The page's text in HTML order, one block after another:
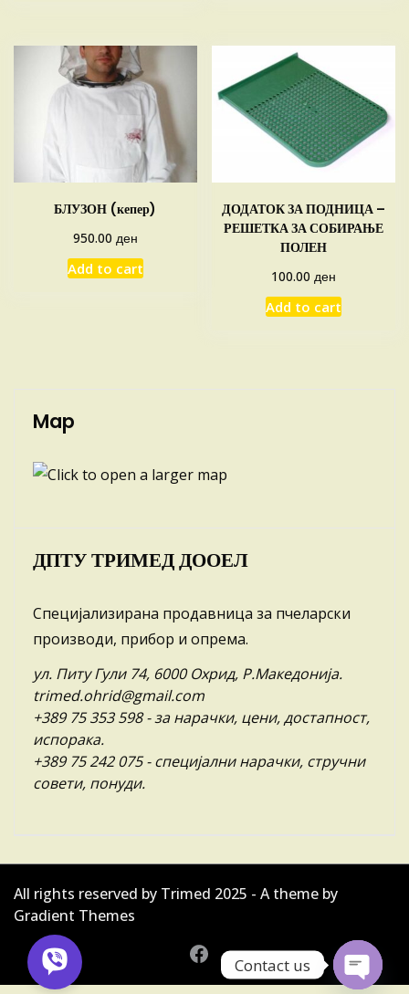
БЛУЗОН (кепер)
950.00 ден
Add to cart
ДОДАТОК ЗА ПОДНИЦА –
РЕШЕТКА ЗА СОБИРАЊЕ
ПОЛЕН
100.00ден
Add to cart
Map
ДПТУ ТРИМЕД ДООЕЛ
Специјализирана продавница за пчеларски
производи, прибор и опрема.
ул. Питу Гули 74, 6000 Охрид, Р.Македонија.
trimed.ohrid@gmail.com
+389 75 353 598- за нарачки, цени, достапност,
испорака.
+389 75 242 075- специјални нарачки, стручни
совети, понуди.
All rights reserved by Trimed 2025 - A theme by
Gradient Themes
Contact us